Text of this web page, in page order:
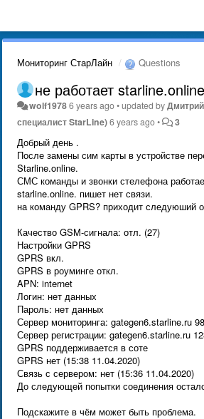
Мониторинг СтарЛайн Questions
не работает starline.online
wolf19786 years ago•updated by
специалист StarLine)6 years ago• 3
Добрый день .
После замены сим карты в устройстве
Starline.online.
СМС команды и звонки стелефона
starline.online. пишет нет связи.
на команду GPRS? приходит следуюший
Качество GSM-сигнала: отл. (27)
Настройки GPRS
GPRS вкл.
GPRS в роуминге откл.
APN: internet
Логин: нет данных
Пароль: нет данных
Сервер мониторинга: gategen6.starline.ru
Сервер регистрации: gategen6.starline.ru
GPRS поддерживается в соте
GPRS нет (15:38 11.04.2020)
Связь с сервером: нет (15:36 11.04.2020)
До следующей попытки соединения
Подскажите в чём может быть проблема.